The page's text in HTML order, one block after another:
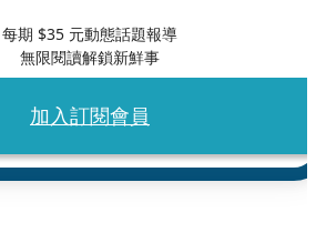
每期 $35 元動態話題報導
無限閱讀解鎖新鮮事
加入訂閱會員